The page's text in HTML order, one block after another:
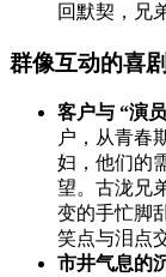
回默契，兄
群像互动的喜
客户与 “演
户，从青春
妇，他们的
望。古泷兄
变的手忙脚
笑点与泪点
市井气息的